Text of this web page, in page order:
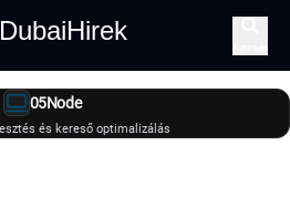
DubaiHirek
05Node
és kereső optimalizálás